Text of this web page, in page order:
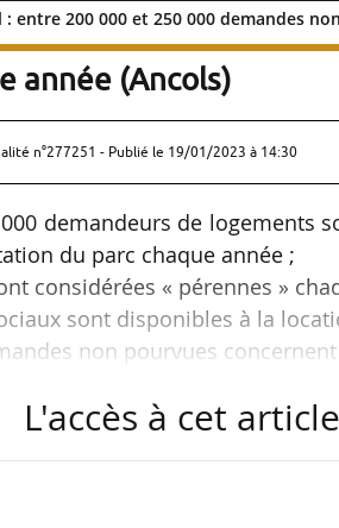
entre 200 000 et 250 000 demandes
: entre 200 000 et 250
année (Ancols)
n°277251 - Publié le 19/01/2023 à 14:30
000 demandeurs de logements
du parc chaque année ;
considérées « pérennes »
sont disponibles à la
non pourvues
(73 000 demandes
mises en services
L'accès à cet